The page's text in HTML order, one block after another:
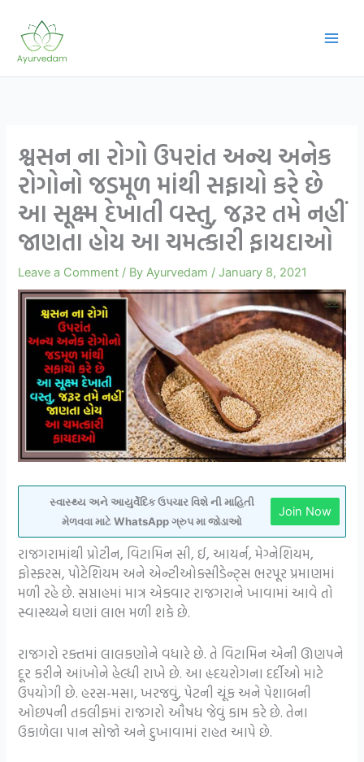
content
શ્વસન ના રોગો ઉપરાંત અન્ય અનેક
રોગોનો જડમૂળ માંથી સફાયો કરે છે
આ સૂક્ષ્મ દેખાતી વસ્તુ, જરૂર તમે નહીં
જાણતા હોય આ ચમત્કારી ફાયદાઓ
Leave a Comment / ByAyurvedam /January 8, 2021
સ્વાસ્થ્ય અને આયુર્વેદિક ઉપચાર વિશે ની માહિતી
મેળવવા માટે WhatsApp ગ્રુપ મા જોડાઓ
Join Now
રાજગરામાંથી પ્રોટીન, વિટામિન સી, ઈ, આયર્ન, મેગ્નેશિયમ,
ફોસ્ફરસ, પોટેશિયમ અને એન્ટીઓક્સીડેન્ટ્સ ભરપૂર પ્રમાણમાં
મળી રહે છે. સપ્તાહમાં માત્ર એકવાર રાજગરાને ખાવામાં આવે તો
સ્વાસ્થ્યને ઘણાં લાભ મળી શકે છે.
રાજગરો રક્તમાં લાલકણોને વધારે છે. તે વિટામિન એની ઊણપને
દૂર કરીને આંખોને હેલ્ધી રાખે છે. આ હૃદયરોગના દર્દીઓ માટે
ઉપયોગી છે. હરસ-મસા, ખરજવું, પેટની ચૂંક અને પેશાબની
ઓછપની તકલીફમાં રાજગરો ઔષધ જેવું કામ કરે છે. તેના
ઉકાળેલા પાન સોજો અને દુખાવામાં રાહત આપે છે.